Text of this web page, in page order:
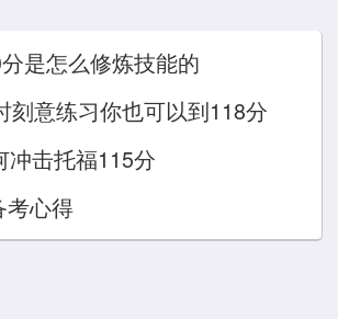
是怎么修炼技能的
刻意练习你也可以到118分
冲击托福115分
考心得